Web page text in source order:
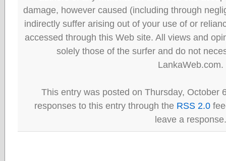
damage, however caused (including through
indirectly suffer arising out of your use of or
accessed through this Web site. All views and
solely those of the surfer and do not
LankaWeb.com.
This entry was posted on Thursday, October
responses to this entry through the RSS 2.0
leave a response.